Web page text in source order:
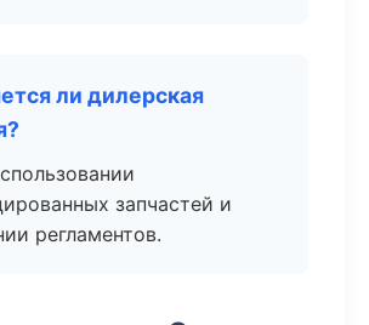
ли дилерская
запчастей и
регламентов.